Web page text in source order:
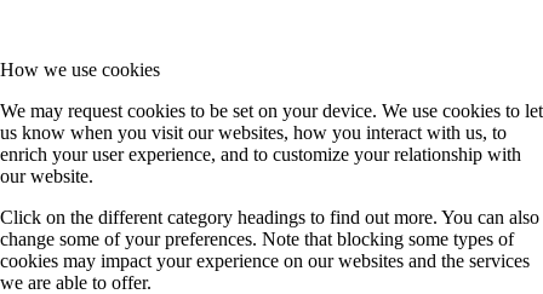
How we use cookies
We may request cookies to be set on your device. We use cookies to let
us know when you visit our websites, how you interact with us, to
enrich your user experience, and to customize your relationship with
our website.
Click on the different category headings to find out more. You can also
change some of your preferences. Note that blocking some types of
cookies may impact your experience on our websites and the services
we are able to offer.